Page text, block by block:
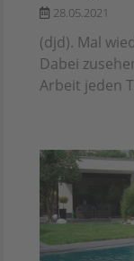
28.05.2021
(djd). Mal
Dabei
Arbeit jeden